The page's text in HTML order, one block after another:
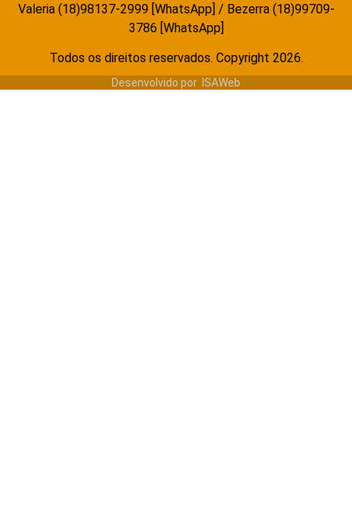
Valeria (18)98137-2999 [WhatsApp] / Bezerra (18)99709-
3786 [WhatsApp]
Todos os direitos reservados. Copyright 2026.
Desenvolvido por ISAWeb